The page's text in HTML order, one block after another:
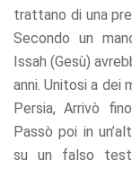
trattano di una
Secondo un
Issah (Gesù)
anni. Unitosi a
Persia, Arrivò
Passò poi in
su un falso